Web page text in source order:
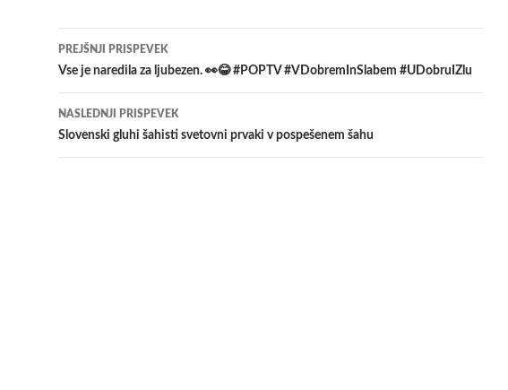
Krmarjenje
po
prispevkih
PREJŠNJI PRISPEVEK
Vse je naredila za ljubezen. 👀😂 #POPTV #VDobremInSlabem #UDobruIZlu
NASLEDNJI PRISPEVEK
Slovenski gluhi šahisti svetovni prvaki v pospešenem šahu